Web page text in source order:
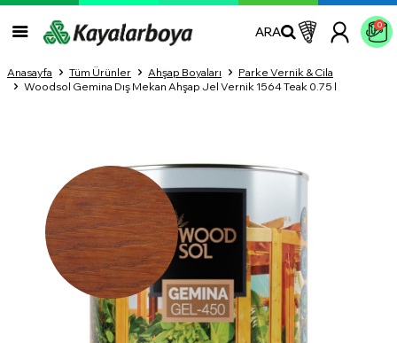
ARA 0
Anasayfa Tüm Ürünler Ahşap Boyaları
Parke Vernik & Cila
Woodsol Gemina Dış Mekan Ahşap Jel Vernik 1564 Teak 0.75 l